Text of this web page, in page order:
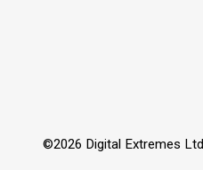
©2026 Digital Extremes